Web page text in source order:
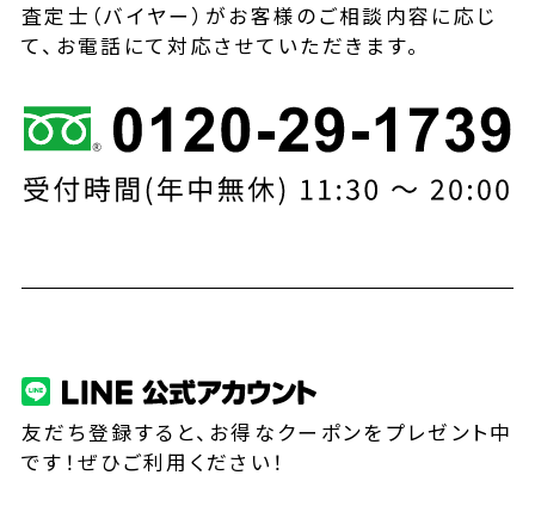
査定士（バイヤー）がお客様のご相談内容に応じ
て、お電話にて対応させていただきます。
友だち登録すると、お得なクーポンをプレゼント中
です！ぜひご利用ください！